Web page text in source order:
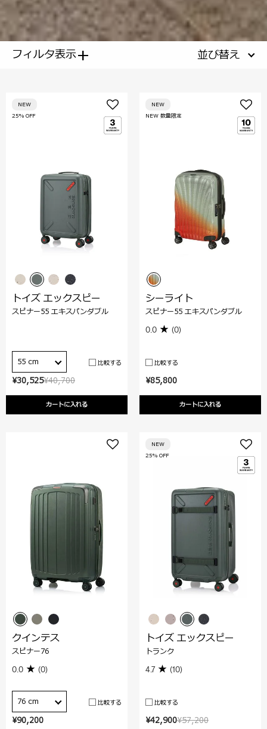
フィルタ表示+ 並び替え
¥40,700
¥30,525
カートに入れる
25% OFF
NEW
トイズ エックスピー
スピナー55 エキスパンダブル
55 cm 比較する
¥85,800
カートに入れる
NEW 数量限定
NEW
シーライト
スピナー55 エキスパンダブル
0.0 (0)
比較する
¥90,200
クインテス
スピナー76
0.0 (0)
76 cm 比較する
¥57,200
¥42,900
25% OFF
NEW
トイズ エックスピー
トランク
4.7 (10)
比較する